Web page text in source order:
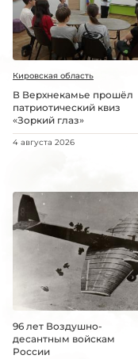
Кировская область
В Верхнекамье прошёл
патриотический квиз
«Зоркий глаз»
4 августа 2026
96 лет Воздушно-
десантным войскам
России